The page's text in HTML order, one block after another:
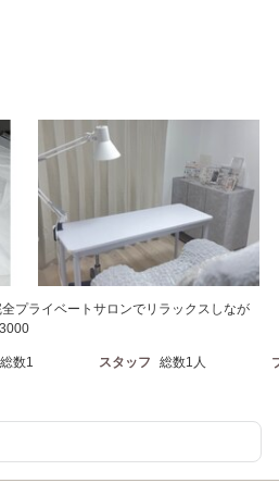
プライベートサロンでリラックスしなが
総数1 スタッフ 総数1人